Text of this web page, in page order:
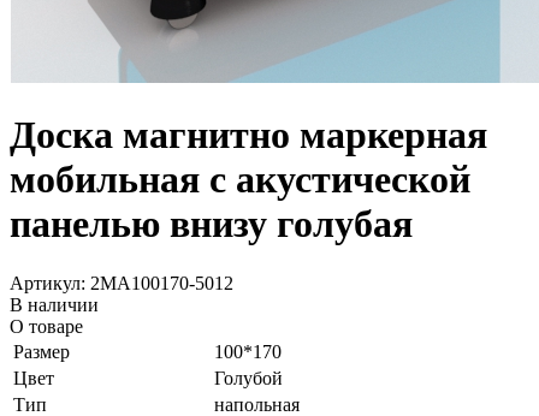
Доска магнитно маркерная
мобильная с акустической
панелью внизу голубая
Артикул: 2МA100170-5012
В наличии
О товаре
Размер
100*170
Цвет
Голубой
Тип
напольная